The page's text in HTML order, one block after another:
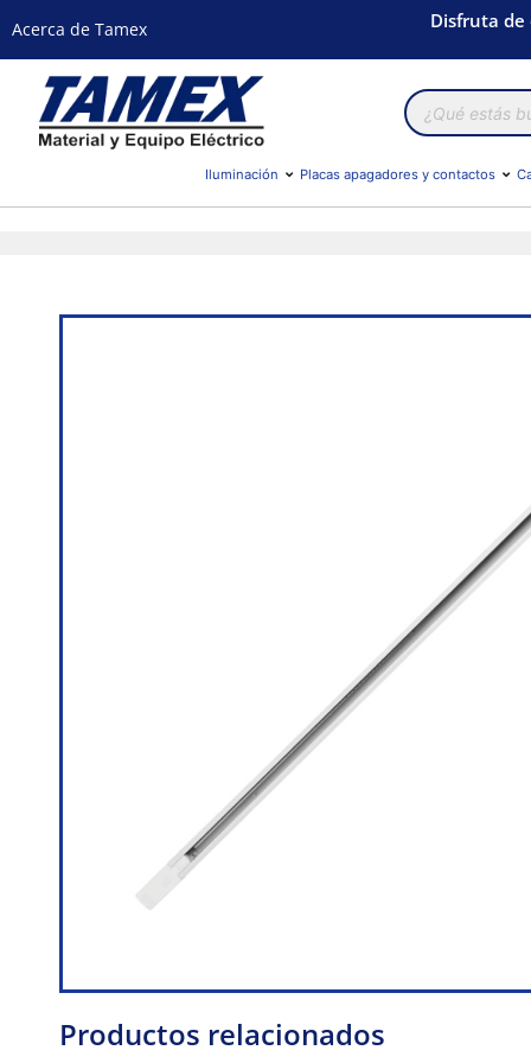
Acerca de Tamex Disfruta de
Búsqueda
de
productos
Iluminación Placas apagadores y contactos
Productos relacionados